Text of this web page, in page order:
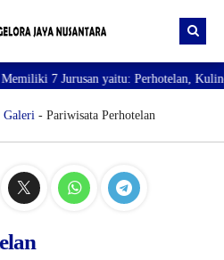
7 Jurusan yaitu: Perhotelan, Kuliner,
Galeri - Pariwisata Perhotelan